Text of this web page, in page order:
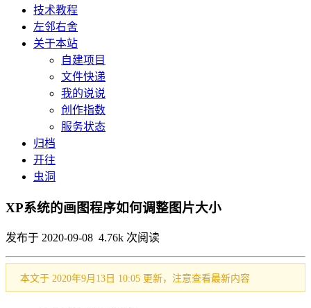
技术教程
左邻右舍
关于本站
自建项目
文件快递
我的说说
创作指数
服务状态
归档
开往
虫洞
XP系统的画图程序如何调整图片大小
发布于 2020-09-08 4.76k 次阅读
本文于 2020年9月13日 10:05 更新，注意查看最新内容